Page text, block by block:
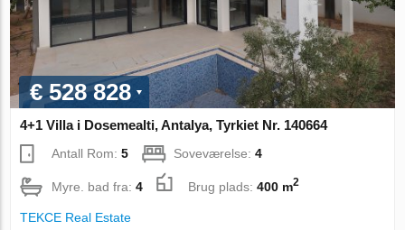
€ 528 828
4+1 Villa i Dosemealti, Antalya, Tyrkiet Nr. 140664
Antall Rom:5 Soveværelse:4
Myre. bad fra:4 Brug plads:400 m2
TEKCE Real Estate